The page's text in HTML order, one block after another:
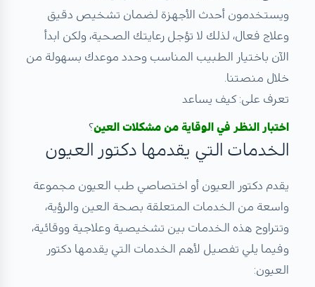
ويستخدمون أحدث الأجهزة لضمان تشخيص دقيق
وعلاج فعال، لذلك لا تؤجل رعايتك الصحية، ولكن ابدأ
الآن باختيار الطبيب المناسب وحدد موعدك بسهولة من
خلال منصتنا.
تعرف على: كيف يساعد
اختبار النظر في الوقاية من مشكلات العين؟
الخدمات التي يقدمها دكتور العيون
يقدم دكتور العيون أو اختصاصي طب العيون مجموعة
واسعة من الخدمات المتعلقة بصحة العين والرؤية،
وتتراوح هذه الخدمات بين تشخيصية وعلاجية ووقائية،
وفيما يلي تفصيل لأهم الخدمات التي يقدمها دكتور
العيون: